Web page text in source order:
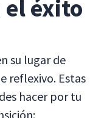
éxito
su lugar de
reflexivo. Estas
hacer por tu